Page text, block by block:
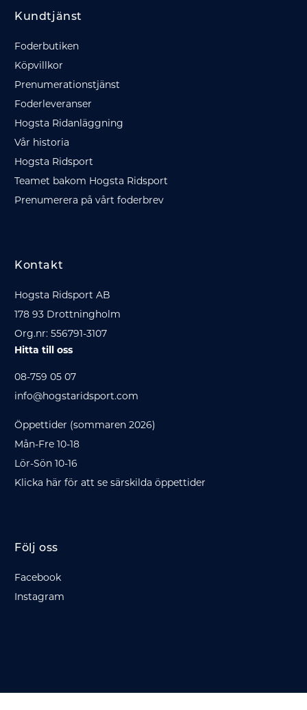
Kundtjänst
Foderbutiken
Köpvillkor
Prenumerationstjänst
Foderleveranser
Hogsta Ridanläggning
Vår historia
Hogsta Ridsport
Teamet bakom Hogsta Ridsport
Prenumerera på vårt foderbrev
Kontakt
Hogsta Ridsport AB
178 93 Drottningholm
Org.nr: 556791-3107
Hitta till oss
08-759 05 07
info@hogstaridsport.com
Öppettider (sommaren 2026)
Mån-Fre 10-18
Lör-Sön 10-16
Klicka här för att se särskilda öppettider
Följ oss
Facebook
Instagram